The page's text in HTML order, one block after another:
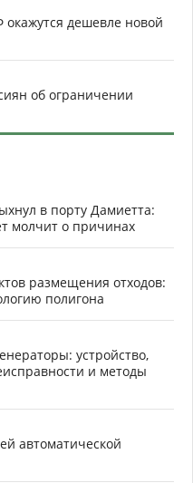
дешевле новой
об ограничении
в порту Дамиетта:
молчит о причинах
размещения отходов:
полигона
устройство,
и методы
автоматической